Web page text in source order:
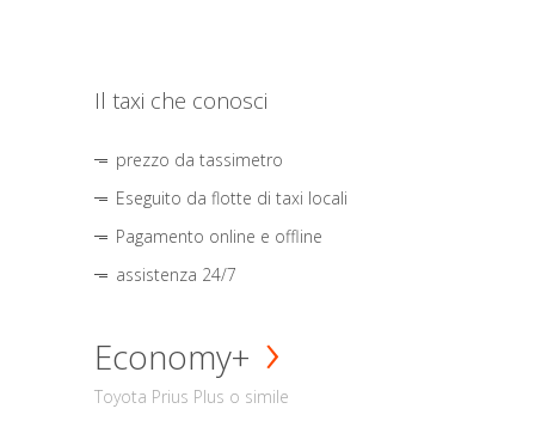
Il taxi che conosci
prezzo da tassimetro
Eseguito da flotte di taxi locali
Pagamento online e offline
assistenza 24/7
Economy+
Toyota Prius Plus o simile